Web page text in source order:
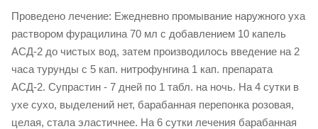
Проведено лечение: Ежедневно промывание наружного уха
раствором фурацилина 70 мл с добавлением 10 капель
АСД-2 до чистых вод, затем производилось введение на 2
часа турунды с 5 кап. нитрофунгина 1 кап. препарата
АСД-2. Супрастин - 7 дней по 1 табл. на ночь. На 4 сутки в
ухе сухо, выделений нет, барабанная перепонка розовая,
целая, стала эластичнее. На 6 сутки лечения барабанная